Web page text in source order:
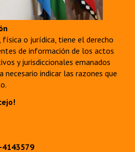
física o jurídica, tiene el derecho
de información de los actos
y jurisdiccionales emanados
necesario indicar las razones que
4143579